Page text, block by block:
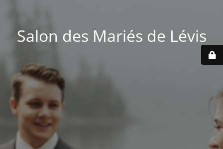
Salon des Mariés de Lévis